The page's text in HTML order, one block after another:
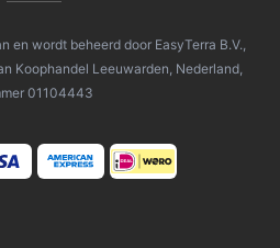
en wordt beheerd door EasyTerra B.V.,
Koophandel Leeuwarden, Nederland,
01104443